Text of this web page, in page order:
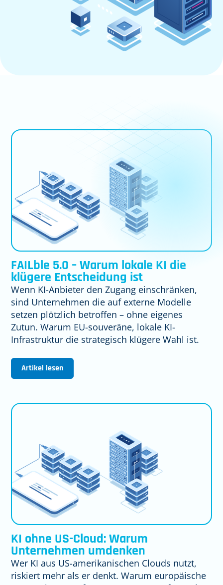
FAILble 5.0 – Warum lokale KI die
klügere Entscheidung ist
Wenn KI-Anbieter den Zugang einschränken,
sind Unternehmen die auf externe Modelle
setzen plötzlich betroffen – ohne eigenes
Zutun. Warum EU-souveräne, lokale KI-
Infrastruktur die strategisch klügere Wahl ist.
Artikel lesen
KI ohne US-Cloud: Warum
Unternehmen umdenken
Wer KI aus US-amerikanischen Clouds nutzt,
riskiert mehr als er denkt. Warum europäische